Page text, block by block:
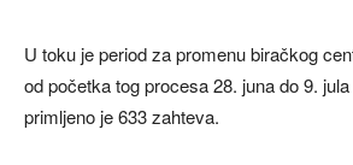
U toku je period za promenu biračkog
od početka tog procesa 28. juna do 9.
primljeno je 633 zahteva.